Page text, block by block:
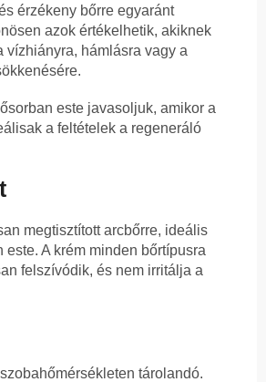
érzékeny bőrre egyaránt
azok értékelhetik, akiknek
vízhiányra, hámlásra vagy a
este javasoljuk, amikor a
a feltételek a regeneráló
megtisztított arcbőrre, ideális
este. A krém minden bőrtípusra
felszívódik, és nem irritálja a
tárolandó.